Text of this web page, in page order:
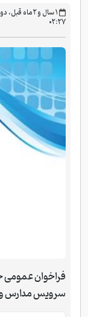
۰۲:۲۷
فراخوان
سرویس مدارس و